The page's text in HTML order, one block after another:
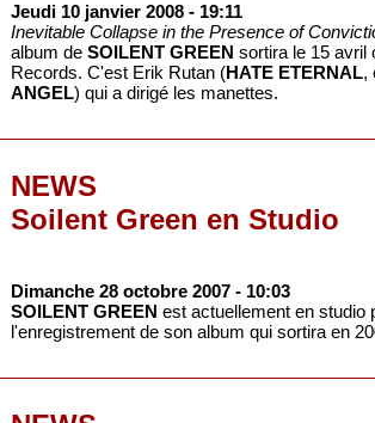
Jeudi 10 janvier 2008 - 19:11
Inevitable Collapse in the Presence of
album de SOILENT GREEN sortira le 15 avril
Records. C'est Erik Rutan (HATE ETERNAL,
ANGEL) qui a dirigé les manettes.
NEWS
Soilent Green en Studio
Dimanche 28 octobre 2007 - 10:03
SOILENT GREEN est actuellement en studio
l'enregistrement de son album qui sortira en